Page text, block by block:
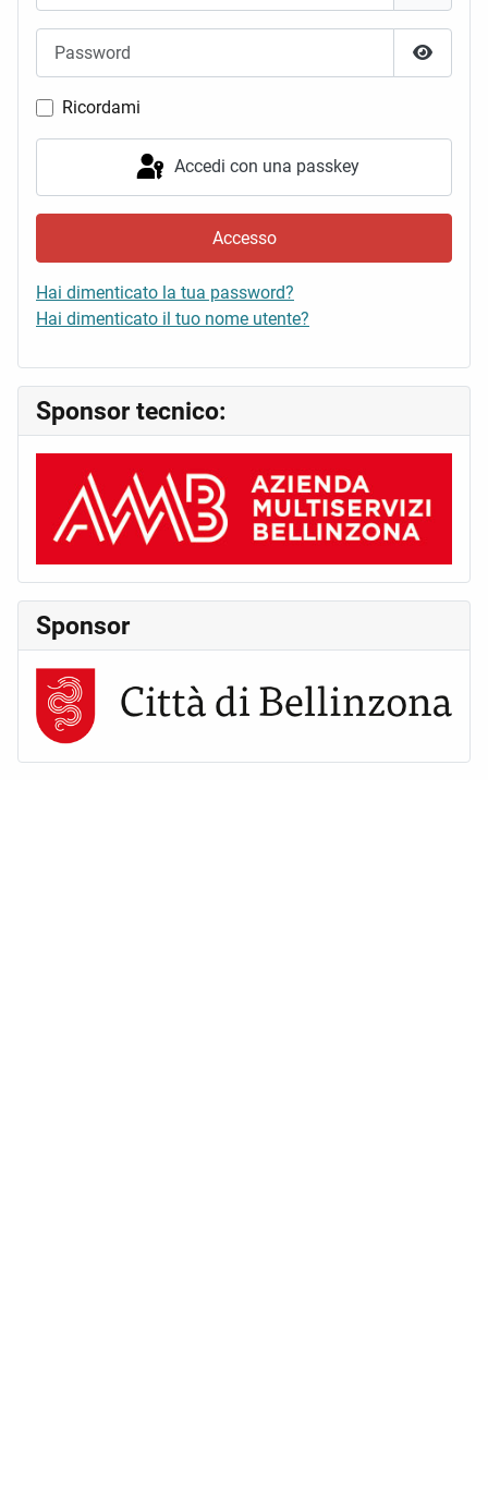
Mostra
Ricordami
Accedi con una passkey
Accesso
Hai dimenticato la tua password?
Hai dimenticato il tuo nome utente?
Sponsor tecnico:
Sponsor